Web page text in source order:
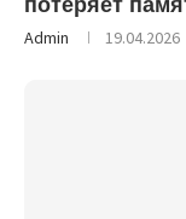
Admin 19.04.2026